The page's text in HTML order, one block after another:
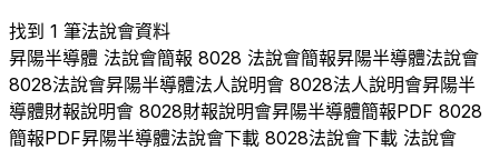
找到 1 筆法說會資料
昇陽半導體 法說會簡報 8028 法說會簡報昇陽半導體法說會
8028法說會昇陽半導體法人說明會 8028法人說明會昇陽半
導體財報說明會 8028財報說明會昇陽半導體簡報PDF 8028
簡報PDF昇陽半導體法說會下載 8028法說會下載 法說會